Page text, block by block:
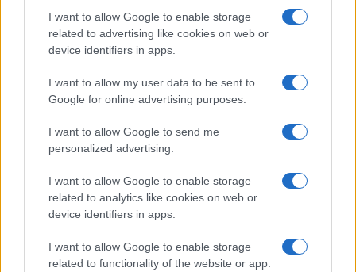
I want to allow Google to enable storage
related to advertising like cookies on web or
device identifiers in apps.
I want to allow my user data to be sent to
Google for online advertising purposes.
I want to allow Google to send me
personalized advertising.
I want to allow Google to enable storage
related to analytics like cookies on web or
device identifiers in apps.
I want to allow Google to enable storage
related to functionality of the website or app.
Sangue, musica e solidarietà con Avis Olbia al
Delta Center
Meteo Olbia 9 agosto, temperature in calo
Salmo finisce in ospedale a Catania, ma il tour
va avanti: “Sicilia, ci sono”
Jovanotti, Gabry Ponte e Alfa: Olbia ombelico del
mondo per una notte